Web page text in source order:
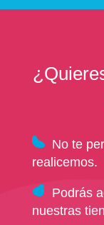
No te
realicemos.
Podrás
nuestras